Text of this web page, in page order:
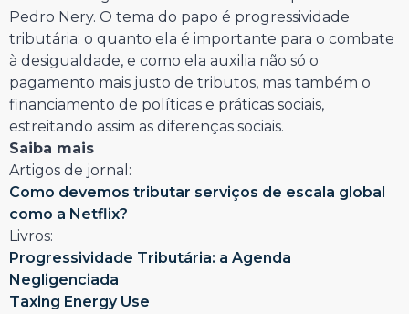
Pedro Nery. O tema do papo é progressividade
tributária: o quanto ela é importante para o combate
à desigualdade, e como ela auxilia não só o
pagamento mais justo de tributos, mas também o
financiamento de políticas e práticas sociais,
estreitando assim as diferenças sociais.
Saiba mais
Artigos de jornal:
Como devemos tributar serviços de escala global
como a Netflix?
Livros:
Progressividade Tributária: a Agenda
Negligenciada
Taxing Energy Use